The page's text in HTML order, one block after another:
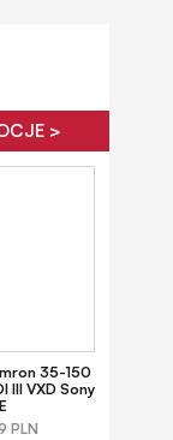
>
35-150
III VXD Sony
E
PLN